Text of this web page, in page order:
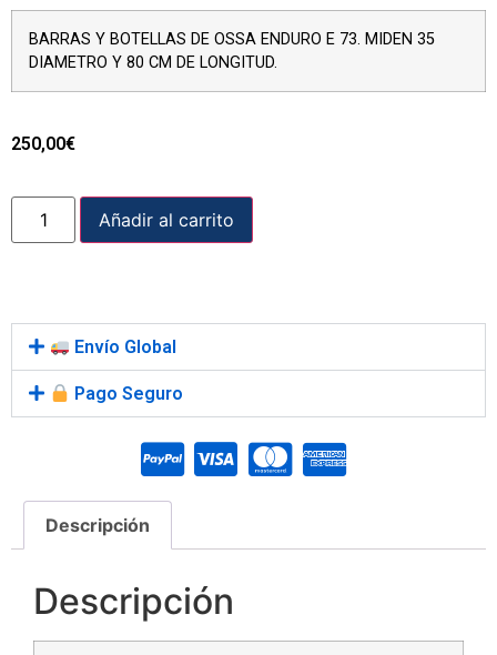
BARRAS Y BOTELLAS DE OSSA ENDURO E 73. MIDEN 35
DIAMETRO Y 80 CM DE LONGITUD.
250,00€
Añadir al carrito
Envío Global
Pago Seguro
Descripción
Descripción